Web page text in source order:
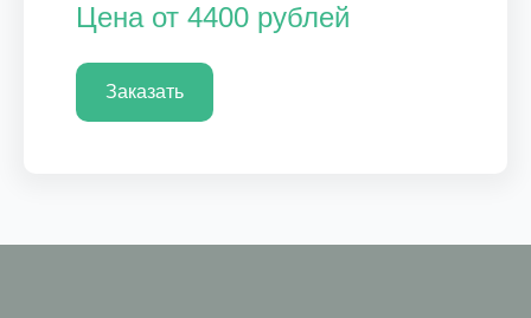
Цена от 4400 рублей
Заказать